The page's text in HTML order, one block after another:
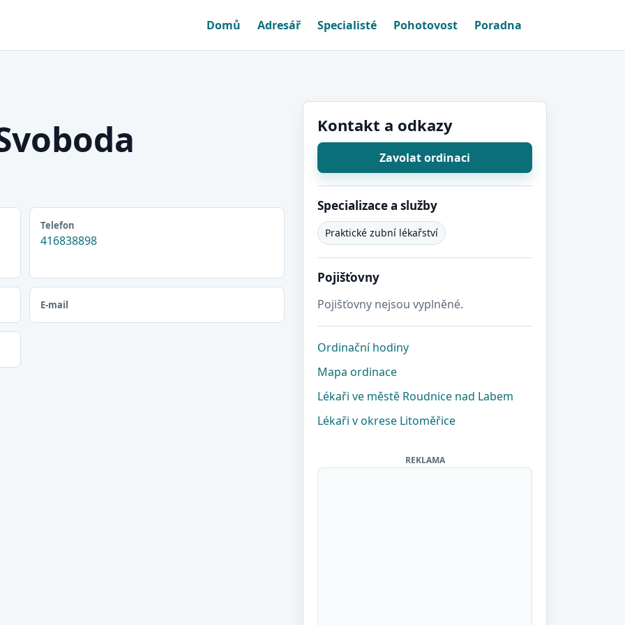
Domů Adresář Specialisté Pohotovost Poradna
Telefon
416838898
E-mail
Kontakt a odkazy
Zavolat ordinaci
Specializace a služby
Praktické zubní lékařství
Pojišťovny
Pojišťovny nejsou vyplněné.
Ordinační hodiny
Mapa ordinace
Lékaři ve městě Roudnice nad Labem
Lékaři v okrese Litoměřice
REKLAMA